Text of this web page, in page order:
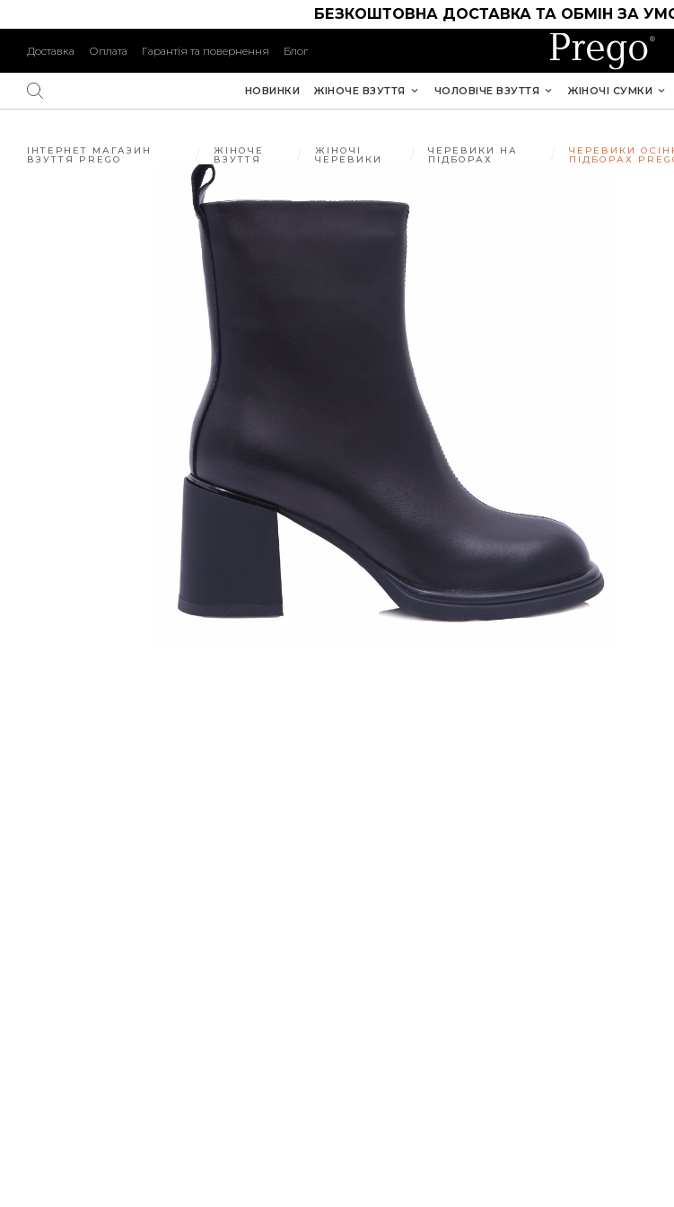
БЕЗКОШТОВНА ДОСТАВКА ТА ОБМІН ЗА
Доставка Оплата Гарантія та повернення Блог
НОВИНКИ ЖІНОЧЕ ВЗУТТЯ ЧОЛОВІЧЕ ВЗУТТЯ ЖІНОЧІ СУМКИ
ІНТЕРНЕТ МАГАЗИН
ВЗУТТЯ PREGO
ЖІНОЧЕ
ВЗУТТЯ
ЖІНОЧІ
ЧЕРЕВИКИ
ЧЕРЕВИКИ НА
ПІДБОРАХ
ЧЕРЕВИКИ
ПІДБОРАХ